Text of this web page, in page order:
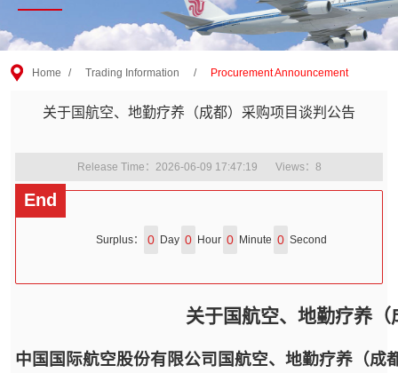
Home / Trading Information / Procurement Announcement
关于国航空、地勤疗养（成都）采购项目谈判公告
Release Time：2026-06-09 17:47:19 Views： 8
End
Surplus： 0 Day 0 Hour 0 Minute 0 Second
关于国航空、地勤疗养
中国国际航空股份有限公司国航空、地勤疗养（